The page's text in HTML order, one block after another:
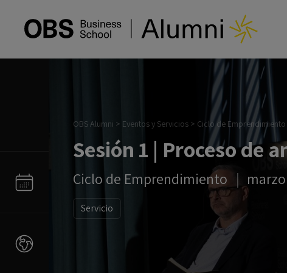
OBS Alumni > Eventos y Servicios > Ciclo de Emprendimiento
Sesión 1 | Proceso de
Ciclo de Emprendimiento
Servicio